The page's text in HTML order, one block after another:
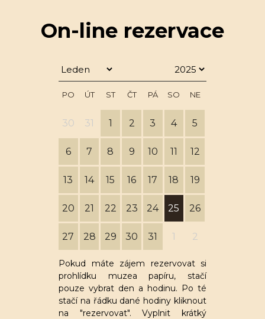
On-line rezervace
PO ÚT ST ČT PÁ SO NE
30 31 1 2 3 4 5
6 7 8 9 10 11 12
13 14 15 16 17 18 19
20 21 22 23 24 25 26
27 28 29 30 31 1 2
Pokud máte zájem rezervovat si
prohlídku muzea papíru, stačí
pouze vybrat den a hodinu. Po té
stačí na řádku dané hodiny kliknout
na "rezervovat". Vyplnit krátký